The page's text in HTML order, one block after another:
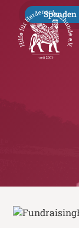
Spenden